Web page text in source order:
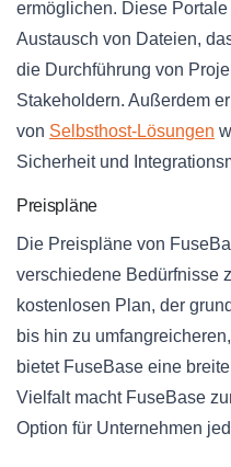
ermöglichen. Diese
Austausch von Dateien,
die Durchführung von
Stakeholdern. Außerdem
von Selbsthost-Lösungen
Sicherheit und
Preispläne
Die Preispläne von
verschiedene Bedürfnisse
kostenlosen Plan, der
bis hin zu
bietet FuseBase eine
Vielfalt macht FuseBase
Option für Unternehmen